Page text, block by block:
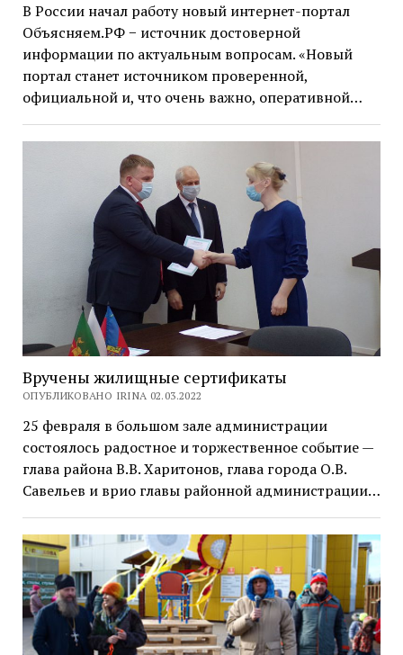
В России начал работу новый интернет-портал
Объясняем.РФ − источник достоверной
информации по актуальным вопросам. «Новый
портал станет источником проверенной,
официальной и, что очень важно, оперативной…
Вручены жилищные сертификаты
ОПУБЛИКОВАНО IRINA 02.03.2022
25 февраля в большом зале администрации
состоялось радостное и торжественное событие —
глава района В.В. Харитонов, глава города О.В.
Савельев и врио главы районной администрации…